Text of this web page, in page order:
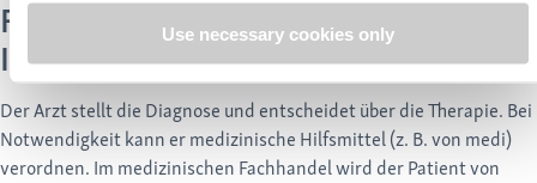
Use necessary cookies only
Finden Sie einen geeigneten Arzt in
Ihrer Nähe
Der Arzt stellt die Diagnose und entscheidet über die Therapie. Bei
Notwendigkeit kann er medizinische Hilfsmittel (z. B. von medi)
verordnen. Im medizinischen Fachhandel wird der Patient von